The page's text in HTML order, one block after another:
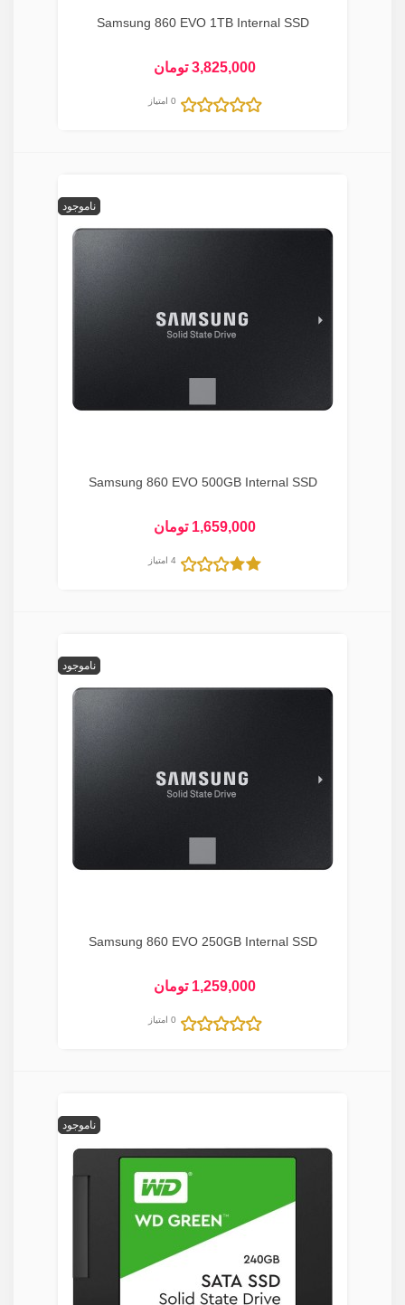
Samsung 860 EVO 1TB Internal SSD
3,825,000 تومان
0 امتیاز
ناموجود
Samsung 860 EVO 500GB Internal SSD
1,659,000 تومان
4 امتیاز
ناموجود
Samsung 860 EVO 250GB Internal SSD
1,259,000 تومان
0 امتیاز
ناموجود